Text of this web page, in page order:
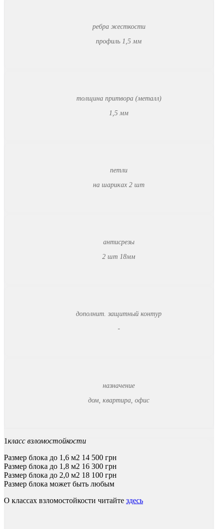
ребра жесткости
профиль 1,5 мм
толщина притвора (металл)
1,5 мм
петли
на шариках 2 шт
антисрезы
2 шт 18мм
дополнит. защитный контур
-
назначение
дом, квартира, офис
1класс взломостойкости
Размер блока до 1,6 м2 14 500 грн
Размер блока до 1,8 м2 16 300 грн
Размер блока до 2,0 м2 18 100 грн
Размер блока может быть любым
О классах взломостойкости читайте здесь